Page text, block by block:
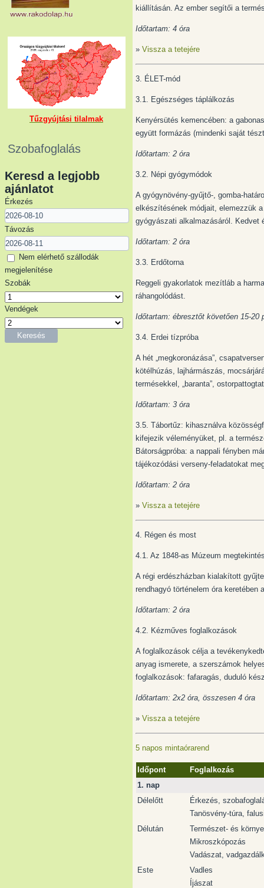
Tűzgyújtási tilalmak
Szobafoglalás
Keresd a legjobb
ajánlatot
Érkezés
Távozás
Nem elérhető szállodák
megjelenítése
Szobák
Vendégek
Keresés
kiállításán. Az ember segítői a
Időtartam: 4 óra
» Vissza a tetejére
3. ÉLET-mód
3.1. Egészséges táplálkozás
Kenyérsütés kemencében: a
együtt formázás (mindenki saját
Időtartam: 2 óra
3.2. Népi gyógymódok
A gyógynövény-gyűjtő-, gomba-
elkészítésének módjait, elemezzük
gyógyászati alkalmazásáról. Kedvet
Időtartam: 2 óra
3.3. Erdőtorna
Reggeli gyakorlatok mezítláb a
ráhangolódást.
Időtartam: ébresztőt követően 15-20
3.4. Erdei tízpróba
A hét „megkoronázása”,
kötélhúzás, lajhármászás,
termésekkel, „baranta”,
Időtartam: 3 óra
3.5. Tábortűz: kihasználva
kifejezik véleményüket, pl. a
Bátorságpróba: a nappali fényben
tájékozódási verseny-feladatokat
Időtartam: 2 óra
» Vissza a tetejére
4. Régen és most
4.1. Az 1848-as Múzeum
A régi erdészházban kialakított
rendhagyó történelem óra
Időtartam: 2 óra
4.2. Kézműves foglalkozások
A foglalkozások célja a
anyag ismerete, a szerszámok
foglalkozások: fafaragás, duduló
Időtartam: 2x2 óra, összesen 4 óra
» Vissza a tetejére
5 napos mintaórarend
Időpont
Foglalkozás
1. nap
Délelőtt
Érkezés,
Tanösvény-túra,
Délután
Természet- és
Mikroszkópozás
Vadászat,
Este
Vadles
Íjászat